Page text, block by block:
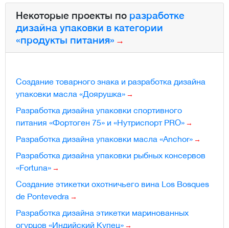
Некоторые проекты по разработке
дизайна упаковки в категории
«продукты питания»
Создание товарного знака и разработка дизайна
упаковки масла «Доярушка»
Разработка дизайна упаковки спортивного
питания «Фортоген 75» и «Нутриспорт PRO»
Разработка дизайна упаковки масла «Anchor»
Разработка дизайна упаковки рыбных консервов
«Fortuna»
Создание этикетки охотничьего вина Los Bosques
de Pontevedra
Разработка дизайна этикетки маринованных
огурцов «Индийский Купец»